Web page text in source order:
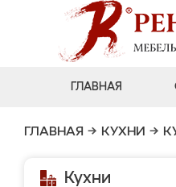
ГЛАВНАЯ
ГЛАВНАЯ → КУХНИ →
Кухни